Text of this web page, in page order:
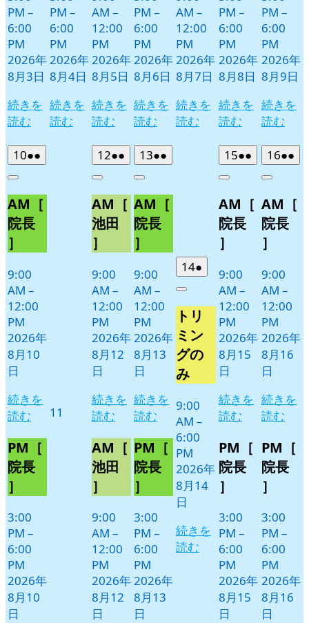
PM –
6:00
PM
2026年
8月3日
続きを
読む
PM –
6:00
PM
2026年
8月4日
続きを
読む
AM –
12:00
PM
2026年
8月5日
続きを
読む
PM –
6:00
PM
2026年
8月6日
続きを
読む
AM –
12:00
PM
2026年
8月7日
続きを
読む
PM –
6:00
PM
2026年
8月8日
続きを
読む
PM –
6:00
PM
2026年
8月9日
続きを
読む
102026
年
月
10
日
●●
件
イ
ト)
Close
AM［
院長
］
9:00
AM –
12:00
PM
2026年
8月10
日
続きを
読む
PM［
院長
］
3:00
PM –
6:00
PM
2026年
8月10
日
11
122026
年
月
12
日
●●
件
イ
ベ
ト)
Close
AM［
池田
］
9:00
AM –
12:00
PM
2026年
8月12
日
続きを
読む
AM［
池田
］
9:00
AM –
12:00
PM
2026年
8月12
日
132026
年
月
13
日
●●
件
イ
ト)
Close
AM［
院長
］
9:00
AM –
12:00
PM
2026年
8月13
日
続きを
読む
PM［
院長
］
3:00
PM –
6:00
PM
2026年
8月13
日
142026
年
月
14
日
●
件
ベ
ン
ト)
Close
トリ
ミン
グの
み
9:00
AM –
6:00
PM
2026年
8月14
日
続きを
読む
152026
年
月
15
日
●●
件
イ
ベ
ト)
Close
AM［
院長
］
9:00
AM –
12:00
PM
2026年
8月15
日
続きを
読む
PM［
院長
］
3:00
PM –
6:00
PM
2026年
8月15
日
162026
年
月
16
日
●●
件
イ
Close
AM［
院長
］
9:00
AM –
12:00
PM
2026年
8月16
日
続きを
読む
PM［
院長
］
3:00
PM –
6:00
PM
2026年
8月16
日